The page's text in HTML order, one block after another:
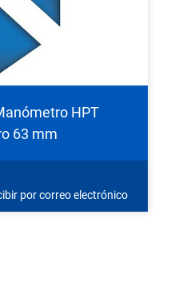
HPT
63 mm
por correo electrónico